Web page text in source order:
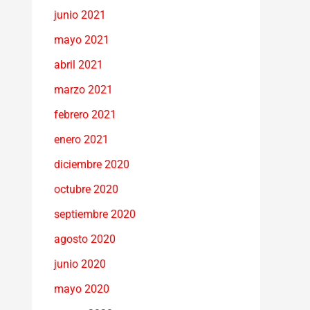
junio 2021
mayo 2021
abril 2021
marzo 2021
febrero 2021
enero 2021
diciembre 2020
octubre 2020
septiembre 2020
agosto 2020
junio 2020
mayo 2020